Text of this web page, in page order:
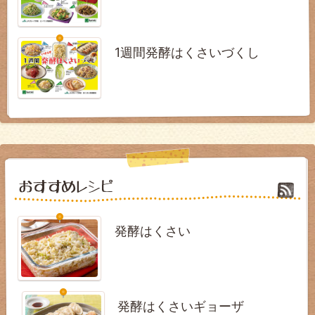
1週間発酵はくさいづくし
発酵はくさい
発酵はくさいギョーザ